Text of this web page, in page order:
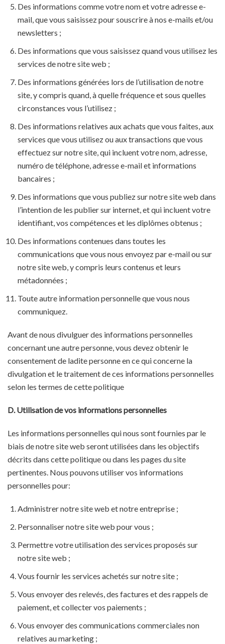
Des informations comme votre nom et votre adresse e-
mail, que vous saisissez pour souscrire à nos e-mails et/ou
newsletters ;
Des informations que vous saisissez quand vous utilisez les
services de notre site web ;
Des informations générées lors de l’utilisation de notre
site, y compris quand, à quelle fréquence et sous quelles
circonstances vous l’utilisez ;
Des informations relatives aux achats que vous faites, aux
services que vous utilisez ou aux transactions que vous
effectuez sur notre site, qui incluent votre nom, adresse,
numéro de téléphone, adresse e-mail et informations
bancaires ;
Des informations que vous publiez sur notre site web dans
l’intention de les publier sur internet, et qui incluent votre
identifiant, vos compétences et les diplômes obtenus ;
Des informations contenues dans toutes les
communications que vous nous envoyez par e-mail ou sur
notre site web, y compris leurs contenus et leurs
métadonnées ;
Toute autre information personnelle que vous nous
communiquez.
Avant de nous divulguer des informations personnelles
concernant une autre personne, vous devez obtenir le
consentement de ladite personne en ce qui concerne la
divulgation et le traitement de ces informations personnelles
selon les termes de cette politique
D. Utilisation de vos informations personnelles
Les informations personnelles qui nous sont fournies par le
biais de notre site web seront utilisées dans les objectifs
décrits dans cette politique ou dans les pages du site
pertinentes. Nous pouvons utiliser vos informations
personnelles pour:
Administrer notre site web et notre entreprise ;
Personnaliser notre site web pour vous ;
Permettre votre utilisation des services proposés sur
notre site web ;
Vous fournir les services achetés sur notre site ;
Vous envoyer des relevés, des factures et des rappels de
paiement, et collecter vos paiements ;
Vous envoyer des communications commerciales non
relatives au marketing ;